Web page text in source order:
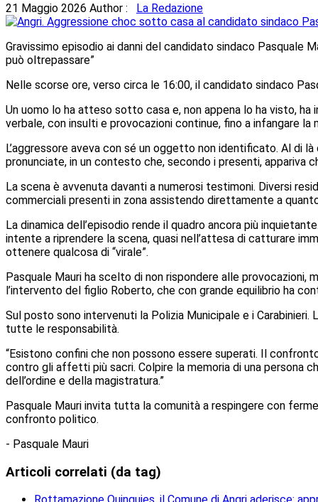
21 Maggio 2026 Author : La Redazione
Gravissimo episodio ai danni del candidato sindaco Pasquale
può oltrepassare”
Nelle scorse ore, verso circa le 16:00, il candidato sindaco
Un uomo lo ha atteso sotto casa e, non appena lo ha visto,
verbale, con insulti e provocazioni continue, fino a infangare
L’aggressore aveva con sé un oggetto non identificato. Al
pronunciate, in un contesto che, secondo i presenti, appariva
La scena è avvenuta davanti a numerosi testimoni. Diversi
commerciali presenti in zona assistendo direttamente a
La dinamica dell’episodio rende il quadro ancora più
intente a riprendere la scena, quasi nell’attesa di catturare
ottenere qualcosa di “virale”.
Pasquale Mauri ha scelto di non rispondere alle
l’intervento del figlio Roberto, che con grande equilibrio ha
Sul posto sono intervenuti la Polizia Municipale e i
tutte le responsabilità.
“Esistono confini che non possono essere superati. Il
contro gli affetti più sacri. Colpire la memoria di una persona
dell’ordine e della magistratura.”
Pasquale Mauri invita tutta la comunità a respingere con
confronto politico.
- Pasquale Mauri
Articoli correlati (da tag)